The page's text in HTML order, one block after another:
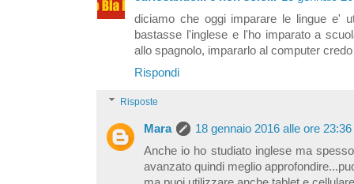
diciamo che oggi imparare le lingue e'
bastasse l'inglese e l'ho imparato a
allo spagnolo, impararlo al computer
Rispondi
Risposte
Mara
18 gennaio 2016 alle ore 23:36
Anche io ho studiato inglese ma
avanzato quindi meglio